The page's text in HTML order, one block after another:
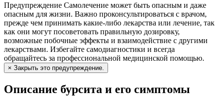
Предупреждение Самолечение может быть опасным и даже
опасным для жизни. Важно проконсультироваться с врачом,
прежде чем принимать какие-либо лекарства или лечение, так
как они могут посоветовать правильную дозировку,
возможные побочные эффекты и взаимодействие с другими
лекарствами. Избегайте самодиагностики и всегда
обращайтесь за профессиональной медицинской помощью.
× Закрыть это предупреждение.
Описание бурсита и его симптомы